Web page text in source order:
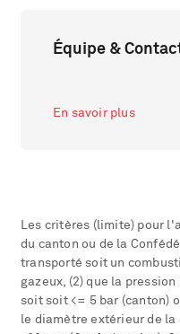
Équipe &
En savoir plus
Les critères (limite) pour
du canton ou de la
transporté soit un
gazeux, (2) que la
soit soit <= 5 bar (canton)
le diamètre extérieur de la